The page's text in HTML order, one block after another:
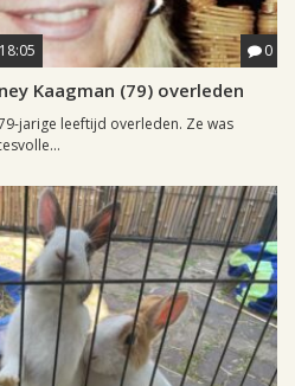
0
Kaagman (79) overleden
jarige leeftijd overleden. Ze was